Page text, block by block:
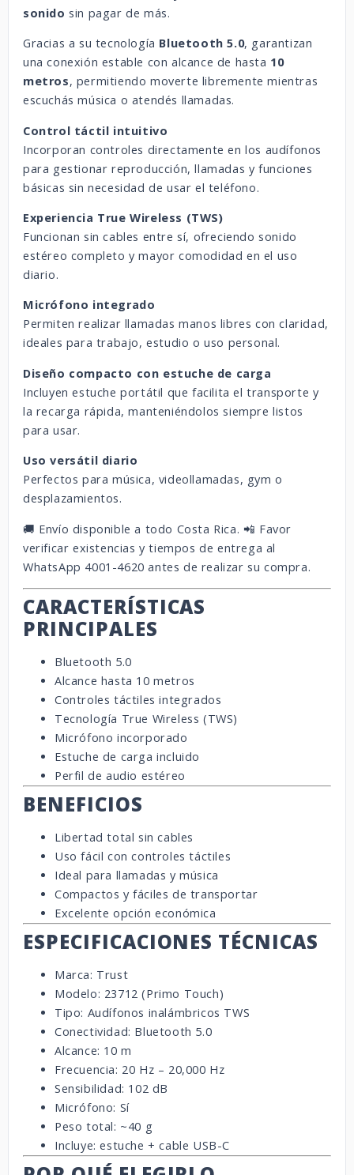
sonido sin pagar de más.
Gracias a su tecnología Bluetooth 5.0, garantizan
una conexión estable con alcance de hasta 10
metros, permitiendo moverte libremente mientras
escuchás música o atendés llamadas.
Control táctil intuitivo
Incorporan controles directamente en los audífonos
para gestionar reproducción, llamadas y funciones
básicas sin necesidad de usar el teléfono.
Experiencia True Wireless (TWS)
Funcionan sin cables entre sí, ofreciendo sonido
estéreo completo y mayor comodidad en el uso
diario.
Micrófono integrado
Permiten realizar llamadas manos libres con claridad,
ideales para trabajo, estudio o uso personal.
Diseño compacto con estuche de carga
Incluyen estuche portátil que facilita el transporte y
la recarga rápida, manteniéndolos siempre listos
para usar.
Uso versátil diario
Perfectos para música, videollamadas, gym o
desplazamientos.
🚚 Envío disponible a todo Costa Rica. 📲 Favor
verificar existencias y tiempos de entrega al
WhatsApp 4001-4620 antes de realizar su compra.
CARACTERÍSTICAS
PRINCIPALES
Bluetooth 5.0
Alcance hasta 10 metros
Controles táctiles integrados
Tecnología True Wireless (TWS)
Micrófono incorporado
Estuche de carga incluido
Perfil de audio estéreo
BENEFICIOS
Libertad total sin cables
Uso fácil con controles táctiles
Ideal para llamadas y música
Compactos y fáciles de transportar
Excelente opción económica
ESPECIFICACIONES TÉCNICAS
Marca: Trust
Modelo: 23712 (Primo Touch)
Tipo: Audífonos inalámbricos TWS
Conectividad: Bluetooth 5.0
Alcance: 10 m
Frecuencia: 20 Hz – 20,000 Hz
Sensibilidad: 102 dB
Micrófono: Sí
Peso total: ~40 g
Incluye: estuche + cable USB-C